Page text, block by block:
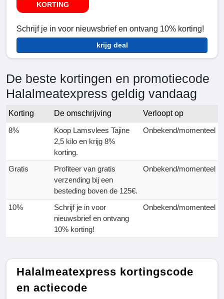
KORTING
Schrijf je in voor nieuwsbrief en ontvang 10% korting!
krijg deal
De beste kortingen en promotiecode
Halalmeatexpress geldig vandaag
Korting De omschrijving
Verloopt op
8%
Koop Lamsvlees Tajine
2,5 kilo en krijg 8%
korting.
Onbekend/momenteel
Gratis
Profiteer van gratis
verzending bij een
besteding boven de 125€.
Onbekend/momenteel
10%
Schrijf je in voor
nieuwsbrief en ontvang
10% korting!
Onbekend/momenteel
Halalmeatexpress kortingscode
en actiecode